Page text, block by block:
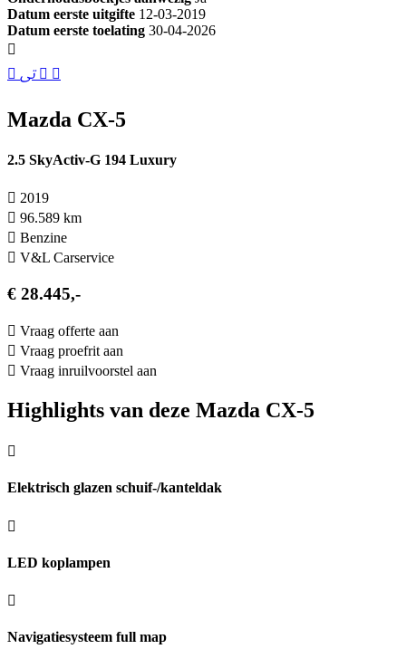
Datum eerste uitgifte 12-03-2019
Datum eerste toelating 30-04-2026
Mazda CX-5
2.5 SkyActiv-G 194 Luxury
2019
96.589 km
Benzine
V&L Carservice
€ 28.445,-
Vraag offerte aan
Vraag proefrit aan
Vraag inruilvoorstel aan
Highlights van deze Mazda CX-5
Elektrisch glazen schuif-/kanteldak
LED koplampen
Navigatiesysteem full map